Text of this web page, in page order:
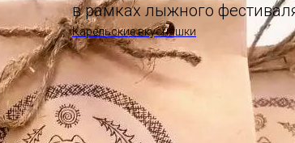
в рамках лыжного
Карельские вкусняшки